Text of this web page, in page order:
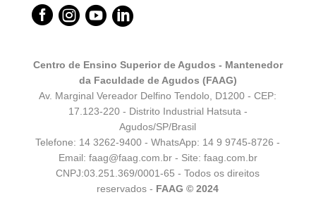
   
Centro de Ensino Superior de Agudos - Mantenedor
da Faculdade de Agudos (FAAG)
Av. Marginal Vereador Delfino Tendolo, D1200 - CEP:
17.123-220 - Distrito Industrial Hatsuta -
Agudos/SP/Brasil
Telefone: 14 3262-9400 - WhatsApp: 14 9 9745-8726-
Email: faag@faag.com.br- Site: faag.com.br
CNPJ:03.251.369/0001-65 - Todos os direitos
reservados - FAAG © 2024